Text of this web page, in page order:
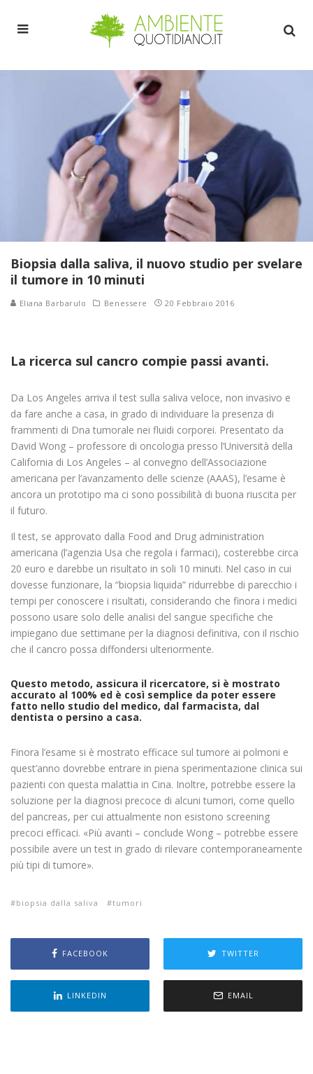
Biopsia dalla saliva, il nuovo studio per svelare
il tumore in 10 minuti
Eliana Barbarulo Benessere 20 Febbraio 2016
La ricerca sul cancro compie passi avanti.
Da Los Angeles arriva il test sulla saliva veloce, non invasivo e
da fare anche a casa, in grado di individuare la presenza di
frammenti di Dna tumorale nei fluidi corporei. Presentato da
David Wong – professore di oncologia presso l’Università della
California di Los Angeles – al convegno dell’Associazione
americana per l’avanzamento delle scienze (AAAS), l’esame è
ancora un prototipo ma ci sono possibilità di buona riuscita per
il futuro.
Il test, se approvato dalla Food and Drug administration
americana (l’agenzia Usa che regola i farmaci), costerebbe circa
20 euro e darebbe un risultato in soli 10 minuti. Nel caso in cui
dovesse funzionare, la “biopsia liquida” ridurrebbe di parecchio i
tempi per conoscere i risultati, considerando che finora i medici
possono usare solo delle analisi del sangue specifiche che
impiegano due settimane per la diagnosi definitiva, con il rischio
che il cancro possa diffondersi ulteriormente.
Questo metodo, assicura il ricercatore, si è mostrato
accurato al 100% ed è così semplice da poter essere
fatto nello studio del medico, dal farmacista, dal
dentista o persino a casa.
Finora l’esame si è mostrato efficace sul tumore ai polmoni e
quest’anno dovrebbe entrare in piena sperimentazione clinica sui
pazienti con questa malattia in Cina. Inoltre, potrebbe essere la
soluzione per la diagnosi precoce di alcuni tumori, come quello
del pancreas, per cui attualmente non esistono screening
precoci efficaci. «Più avanti – conclude Wong – potrebbe essere
possibile avere un test in grado di rilevare contemporaneamente
più tipi di tumore».
biopsia dalla saliva tumori
FACEBOOK TWITTER
LINKEDIN EMAIL